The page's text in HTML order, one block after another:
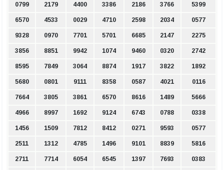
0799 2179 4400 3386 2186 3766 5399
6570 4533 0029 4710 2598 2034 0577
9328 0970 7701 5701 6685 2147 2275
3856 8851 9942 1074 9460 0320 2742
8595 7849 3064 8874 1917 3822 1892
5680 0801 9111 8358 0587 4021 0116
7664 3805 3861 6570 8616 1489 5666
4966 8997 1692 9124 6743 0788 0338
1456 1509 7812 8412 0271 9593 0577
2511 1312 4785 1496 9101 8839 5816
2711 7714 6054 6545 1397 7693 0383